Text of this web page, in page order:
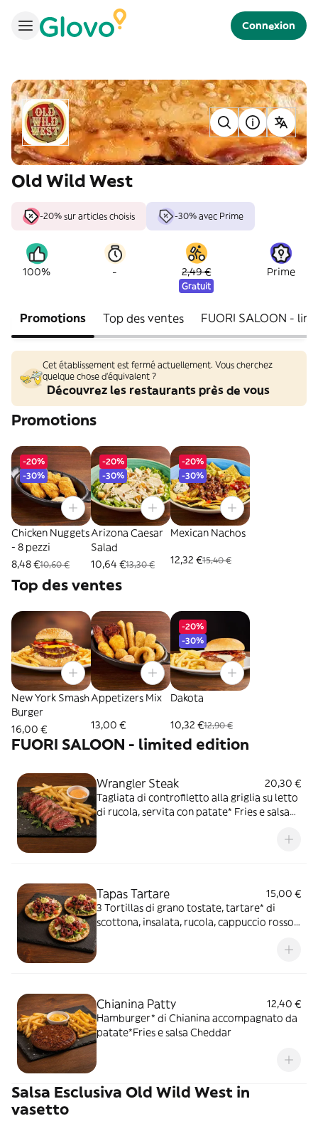
Connexion
Old Wild West
-20% sur articles choisis -30% avec Prime
100% - 2,49 €
Gratuit
Prime
Promotions Top des ventes FUORI SALOON -
Cet établissement est fermé actuellement. Vous cherchez
quelque chose d'équivalent ?
Découvrez les restaurants près de vous
Promotions
-20%
-30%
Chicken Nuggets
- 8 pezzi
8,48 €10,60 €
-20%
-30%
Arizona Caesar
Salad
10,64 €13,30 €
-20%
-30%
Mexican Nachos
12,32 €15,40 €
Top des ventes
New York Smash
Burger
16,00 €
Appetizers Mix
13,00 €
-20%
-30%
Dakota
10,32 €12,90 €
FUORI SALOON - limited edition
Wrangler Steak
20,30 €
Tagliata di controfiletto alla griglia su letto
di rucola, servita con patate* Fries e salsa
Tapas Tartare
15,00 €
3 Tortillas di grano tostate, tartare* di
scottona, insalata, rucola, cappuccio rosso
Chianina Patty
12,40 €
Hamburger* di Chianina accompagnato da
patate*Fries e salsa Cheddar
Salsa Esclusiva Old Wild West in
vasetto